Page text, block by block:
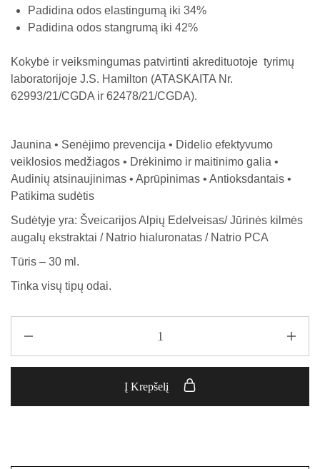
Padidina odos elastingumą iki 34%
Padidina odos stangrumą iki 42%
Kokybė ir veiksmingumas patvirtinti akredituotoje tyrimų
laboratorijoje J.S. Hamilton (ATASKAITA Nr.
62993/21/CGDA ir 62478/21/CGDA).
Jaunina • Senėjimo prevencija • Didelio efektyvumo
veiklosios medžiagos • Drėkinimo ir maitinimo galia •
Audinių atsinaujinimas • Aprūpinimas • Antioksdantais •
Patikima sudėtis
Sudėtyje yra: Šveicarijos Alpių Edelveisas/ Jūrinės kilmės
augalų ekstraktai / Natrio hialuronatas / Natrio PCA
Tūris – 30 ml.
Tinka visų tipų odai.
Į Krepšelį